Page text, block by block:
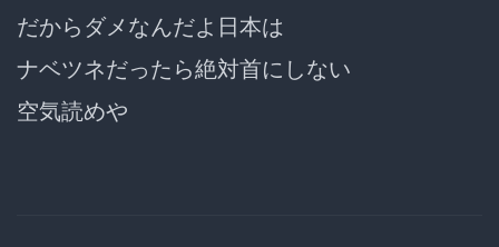
だからダメなんだよ日本は
ナベツネだったら絶対首にしない
空気読めや